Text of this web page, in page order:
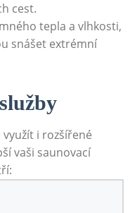
cest.
tepla a vlhkosti,
snášet extrémní
i rozšířené
vaši saunovací